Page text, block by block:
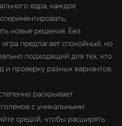
ядра, каждое
новые решения. Без
предлагает спокойный, но
подходящий для тех, кто
проверку разных вариантов.
раскрывает
с уникальными
средой, чтобы расширять